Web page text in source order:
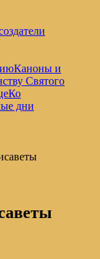
Каноны и
Святого
Ко
дни